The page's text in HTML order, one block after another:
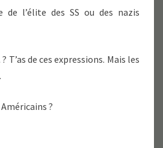
de l’élite des SS ou des nazis
T’as de ces expressions. Mais les
?